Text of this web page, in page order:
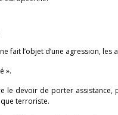
fait l’objet d’une agression,
».
le devoir de porter
terroriste.